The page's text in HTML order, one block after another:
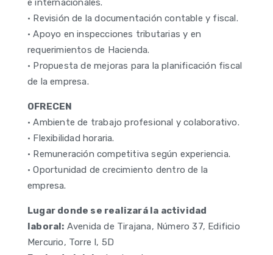
e internacionales.
• Revisión de la documentación contable y fiscal.
• Apoyo en inspecciones tributarias y en
requerimientos de Hacienda.
• Propuesta de mejoras para la planificación fiscal
de la empresa.
OFRECEN
• Ambiente de trabajo profesional y colaborativo.
• Flexibilidad horaria.
• Remuneración competitiva según experiencia.
• Oportunidad de crecimiento dentro de la
empresa.
Lugar donde se realizará la actividad
laboral: Avenida de Tirajana, Número 37, Edificio
Mercurio, Torre I, 5D